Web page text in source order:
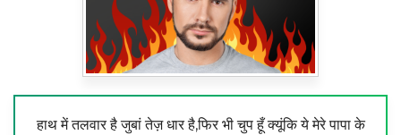
हाथ में तलवार है जुबां तेज़ धार है,फिर भी चुप हूँ क्यूंकि ये मेरे पापा के